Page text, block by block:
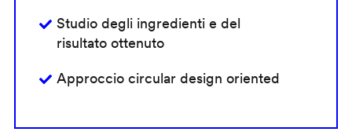
Studio degli ingredienti e del
risultato ottenuto
Approccio circular design oriented